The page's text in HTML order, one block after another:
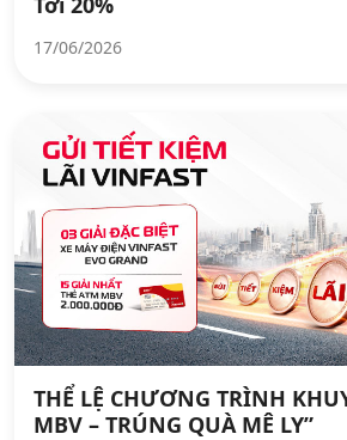
17/06/2026
THỂ LỆ CHƯƠNG TRÌNH
MBV – TRÚNG QUÀ MÊ LY”